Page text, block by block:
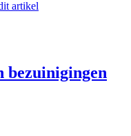
artikel
bezuinigingen